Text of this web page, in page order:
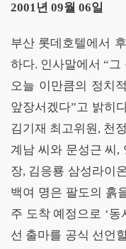
2001년 09월 06일
부산 롯데호텔에서
하다. 인사말에서 “
오늘 이만큼의 정치
앞장서겠다”고 밝히
김기재 최고위원, 천
계남 씨와 문성근 씨,
장, 김응룡 삼성라이
백여 명은 팔도의 흙
주 도착 예정으로 ‘
선 출마를 공식 선언